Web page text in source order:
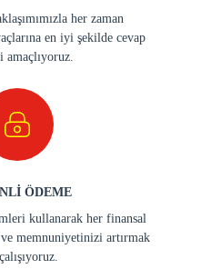
her zaman
en iyi şekilde cevap
amaçlıyoruz.
ÖDEME
kullanarak her finansal
memnuniyetinizi artırmak